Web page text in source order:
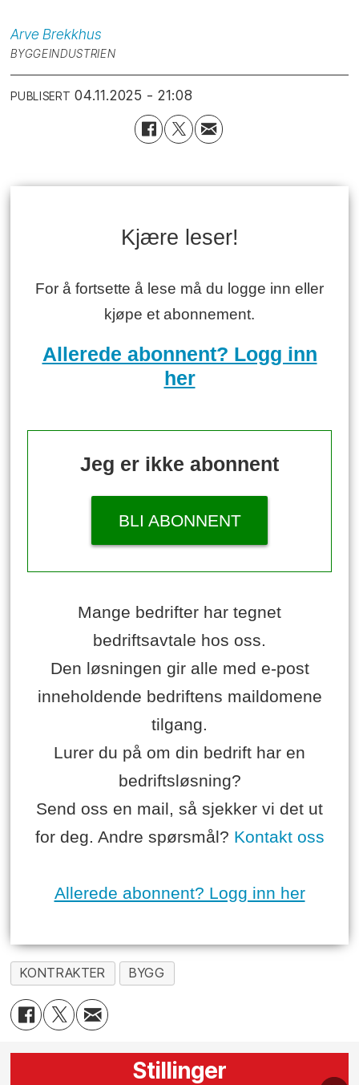
Arve Brekkhus
BYGGEINDUSTRIEN
PUBLISERT 04.11.2025 - 21:08
Kjære leser!
For å fortsette å lese må du logge inn eller
kjøpe et abonnement.
Allerede abonnent? Logg inn
her
Jeg er ikke abonnent
BLI ABONNENT
Mange bedrifter har tegnet
bedriftsavtale hos oss.
Den løsningen gir alle med e-post
inneholdende bedriftens maildomene
tilgang.
Lurer du på om din bedrift har en
bedriftsløsning?
Send oss en mail, så sjekker vi det ut
for deg. Andre spørsmål? Kontakt oss
Allerede abonnent? Logg inn her
KONTRAKTER BYGG
Stillinger